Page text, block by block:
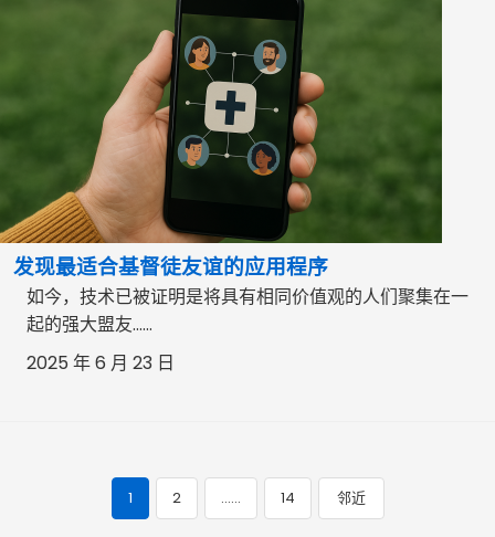
发现最适合基督徒友谊的应用程序
如今，技术已被证明是将具有相同价值观的人们聚集在一
起的强大盟友……
2025 年 6 月 23 日
帖
1 2 …… 14 邻近